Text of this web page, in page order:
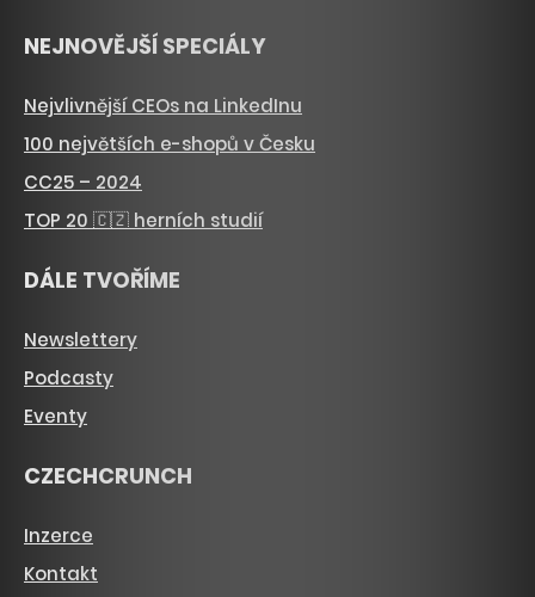
NEJNOVĚJŠÍ SPECIÁLY
Nejvlivnější CEOs na LinkedInu
100 největších e-shopů v Česku
CC25 – 2024
TOP 20 🇨🇿 herních studií
DÁLE TVOŘÍME
Newslettery
Podcasty
Eventy
CZECHCRUNCH
Inzerce
Kontakt